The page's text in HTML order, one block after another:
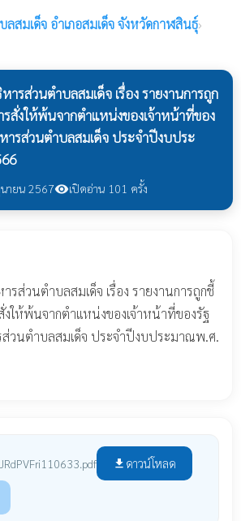
ลสมเด็จ อำเภอสมเด็จ จังหวัดกาฬสินธุ์›
ารส่วนตำบลสมเด็จ เรื่อง รายงานการถูก
สั่งให้พ้นจากตำแหน่งของเจ้าหน้าที่ของ
ารส่วนตำบลสมเด็จ ประจำปีงบประ
ายน 2567visibilityเปิดอ่าน 101 ครั้ง
รส่วนตำบลสมเด็จ เรื่อง รายงานการถูกชี้
งให้พ้นจากตำแหน่งของเจ้าหน้าที่ของรัฐ
ส่วนตำบลสมเด็จ ประจำปีงบประมาณพ.ศ.
file_download ดาวน์โหลด